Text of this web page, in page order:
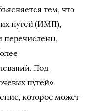
тем, что
путей (ИМП),
перечислены,
Под
путей»
которое может